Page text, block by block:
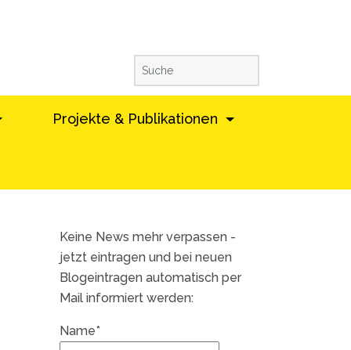
Projekte & Publikationen
Keine News mehr verpassen -
jetzt eintragen und bei neuen
Blogeintragen automatisch per
Mail informiert werden:
Name*